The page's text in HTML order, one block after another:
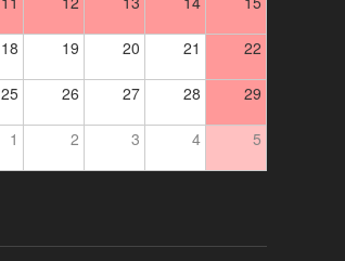
18 19 20 21 22
25 26 27 28 29
1 2 3 4 5